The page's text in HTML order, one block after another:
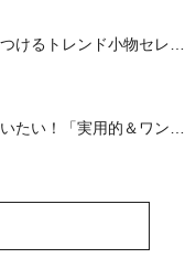
けるトレンド小物セレク
たい！「実用的＆ワンラ